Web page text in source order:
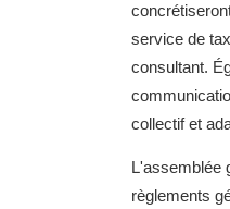
service de
consultant.
collectif et
L'assemblée
règlements